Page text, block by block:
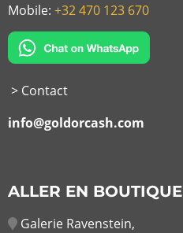
Mobile: +32 470 123 670
> Contact
info@goldorcash.com
ALLER EN BOUTIQUE
Galerie Ravenstein,